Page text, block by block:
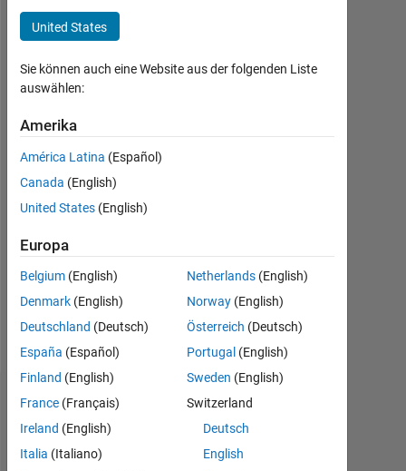
mehr
als 2
Jahre
Aktiv
seit
2023
0
Following:
0
Follow
Dashboard
Statistik
United States
Sie können auch eine Website aus der folgenden Liste
auswählen:
Amerika
América Latina (Español)
Canada (English)
United States (English)
Europa
Belgium (English)
Denmark (English)
Deutschland (Deutsch)
España (Español)
Finland (English)
France (Français)
Ireland (English)
Italia (Italiano)
Netherlands (English)
Norway (English)
Österreich (Deutsch)
Portugal (English)
Sweden (English)
Switzerland
Deutsch
English